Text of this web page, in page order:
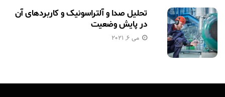
تحلیل صدا و آلتراسونیک و کاربردهای آن
در پایش وضعیت
می 6, 2021